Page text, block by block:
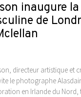
inaugure
de
directeur artistique et
le photographe
en Irlande du Nord,